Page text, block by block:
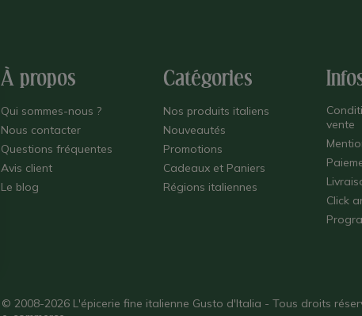
À propos
Qui sommes-nous ?
Nous contacter
Questions fréquentes
Avis client
Le blog
Catégories
Nos produits italiens
Nouveautés
Promotions
Cadeaux et Paniers
Régions italiennes
vente
Click
© 2008-2026 L'épicerie fine italienne Gusto d'Italia - Tous droits